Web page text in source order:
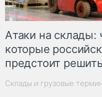
Атаки на склады:
которые
предстоит
Склады и грузовые